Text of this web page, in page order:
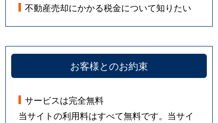
不動産売却にかかる税金について知りたい
お客様とのお約束
サービスは完全無料
当サイトの利用料はすべて無料です。当サイ